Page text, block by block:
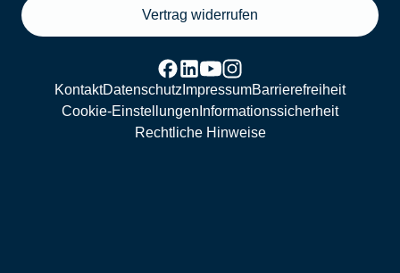
Vertrag widerrufen
KontaktDatenschutz ImpressumBarrierefreiheit
Cookie-Einstellungen Informationssicherheit
Rechtliche Hinweise